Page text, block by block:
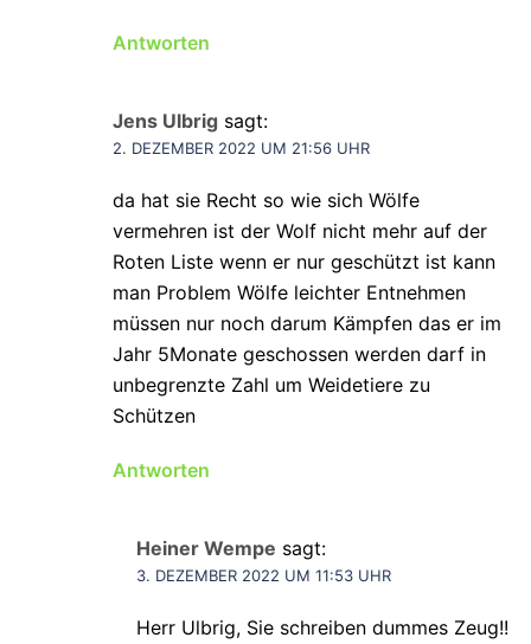
Antworten
Jens Ulbrig sagt:
2. DEZEMBER 2022 UM 21:56 UHR
da hat sie Recht so wie sich Wölfe
vermehren ist der Wolf nicht mehr auf der
Roten Liste wenn er nur geschützt ist kann
man Problem Wölfe leichter Entnehmen
müssen nur noch darum Kämpfen das er im
Jahr 5Monate geschossen werden darf in
unbegrenzte Zahl um Weidetiere zu
Schützen
Antworten
Heiner Wempe sagt:
3. DEZEMBER 2022 UM 11:53 UHR
Herr Ulbrig, Sie schreiben dummes Zeug!!